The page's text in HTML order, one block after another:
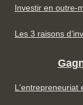
Investir en outre-
Les 3 raisons
L'entrepreneuriat